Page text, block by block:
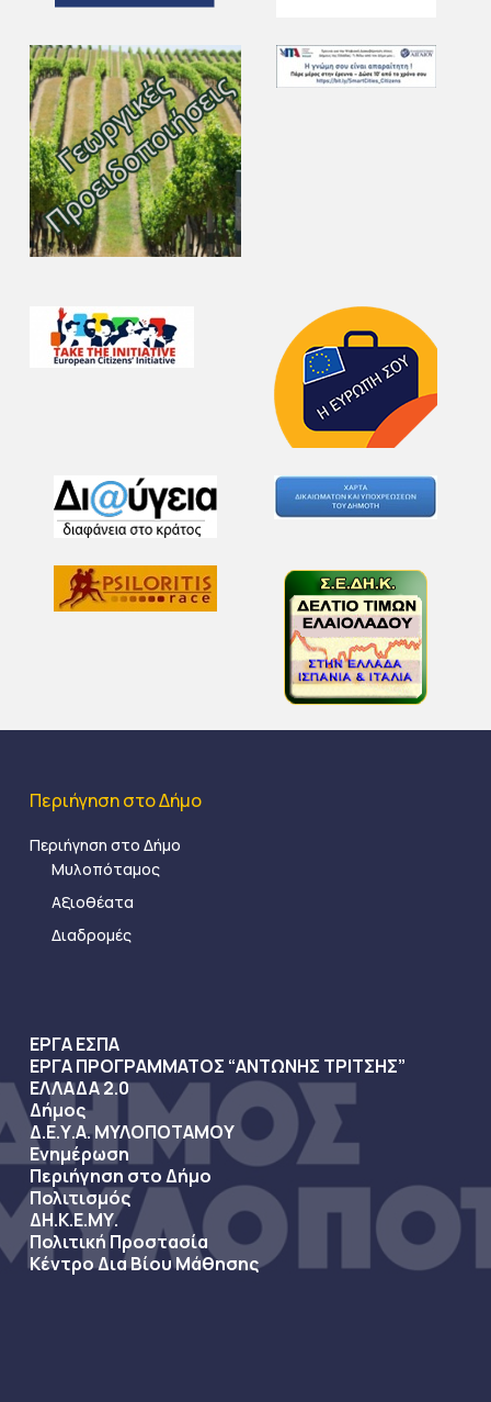
Περιήγηση στο Δήμο
Περιήγηση στο Δήμο
Μυλοπόταμος
Αξιοθέατα
Διαδρομές
ΕΡΓΑ ΕΣΠΑ
ΕΡΓΑ ΠΡΟΓΡΑΜΜΑΤΟΣ “ΑΝΤΩΝΗΣ ΤΡΙΤΣΗΣ”
ΕΛΛΑΔΑ 2.0
Δήμος
Δ.Ε.Υ.Α. ΜΥΛΟΠΟΤΑΜΟΥ
Ενημέρωση
Περιήγηση στο Δήμο
Πολιτισμός
ΔΗ.Κ.Ε.ΜΥ.
Πολιτική Προστασία
Κέντρο Δια Βίου Μάθησης